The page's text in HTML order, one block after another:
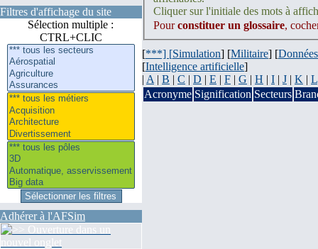
Filtres d'affichage du site
Sélection multiple :
CTRL+CLIC
Adhérer à l'AFSim
Cliquer sur l'initiale des mots à
Pourconstituer un glossaire,
[***] [Simulation] [Militaire] [Données
[Intelligence artificielle]
| A | B | C | D | E | F | G | H | I | J | K | L
Acronyme Signification Secteurs